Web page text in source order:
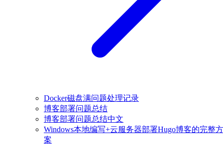
Docker磁盘满问题处理记录
博客部署问题总结
博客部署问题总结中文
Windows本地编写+云服务器部署Hugo博客的完整方
案